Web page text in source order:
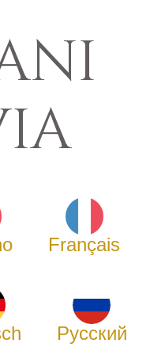
Français
Русский